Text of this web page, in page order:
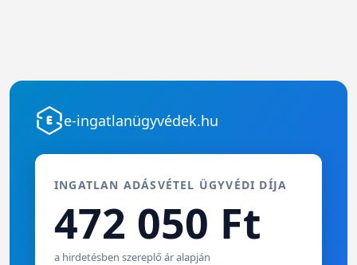
e-ingatlanügyvédek.hu
INGATLAN ADÁSVÉTEL ÜGYVÉDI DÍJA
472 050 Ft
a hirdetésben szereplő ár alapján